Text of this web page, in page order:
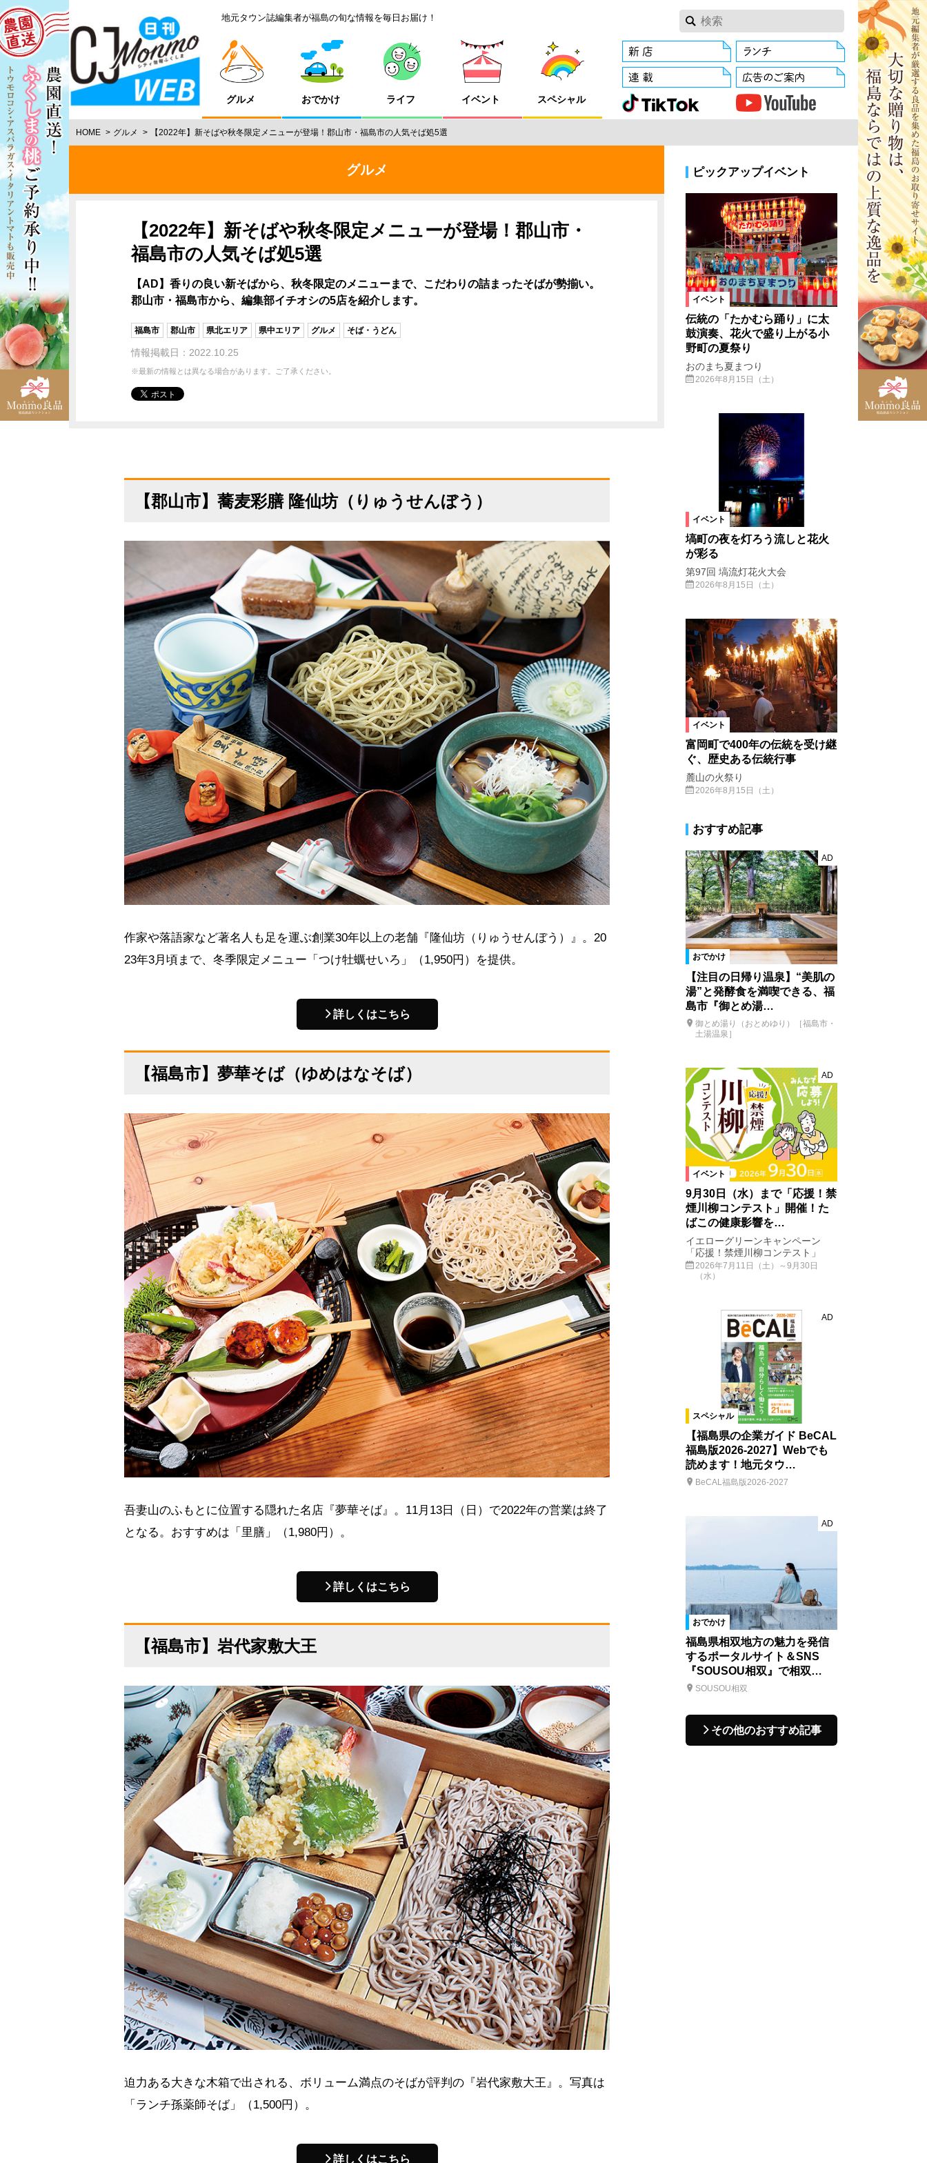
地元タウン誌編集者が福島の旬な情報を毎日お届け！
グルメ おでかけ ライフ イベント スペシャル
HOME グルメ 【2022年】新そばや秋冬限定メニューが登場！郡山市・福島市の人気そば処5選
グルメ
【2022年】新そばや秋冬限定メニューが登場！郡山市・
福島市の人気そば処5選
【AD】香りの良い新そばから、秋冬限定のメニューまで、こだわりの詰まったそばが勢揃い。
郡山市・福島市から、編集部イチオシの5店を紹介します。
福島市 郡山市 県北エリア 県中エリア グルメ そば・うどん
情報掲載日：2022.10.25
※最新の情報とは異なる場合があります。ご了承ください。
【郡山市】蕎麦彩膳 隆仙坊（りゅうせんぼう）
作家や落語家など著名人も足を運ぶ創業30年以上の老舗『隆仙坊（りゅうせんぼう）』。20
23年3月頃まで、冬季限定メニュー「つけ牡蠣せいろ」（1,950円）を提供。
詳しくはこちら
【福島市】夢華そば（ゆめはなそば）
吾妻山のふもとに位置する隠れた名店『夢華そば』。11月13日（日）で2022年の営業は終了
となる。おすすめは「里膳」（1,980円）。
詳しくはこちら
【福島市】岩代家敷大王
迫力ある大きな木箱で出される、ボリューム満点のそばが評判の『岩代家敷大王』。写真は
「ランチ孫薬師そば」（1,500円）。
詳しくはこちら
ピックアップイベント
イベント
伝統の「たかむら踊り」に太
鼓演奏、花火で盛り上がる小
野町の夏祭り
おのまち夏まつり
2026年8月15日（土）
イベント
塙町の夜を灯ろう流しと花火
が彩る
第97回 塙流灯花火大会
2026年8月15日（土）
イベント
富岡町で400年の伝統を受け継
ぐ、歴史ある伝統行事
麓山の火祭り
2026年8月15日（土）
おすすめ記事
おでかけ
AD
【注目の日帰り温泉】“美肌の
湯”と発酵食を満喫できる、福
島市『御とめ湯…
御とめ湯り（おとめゆり）［福島市・
土湯温泉］
イベント
AD
9月30日（水）まで「応援！禁
煙川柳コンテスト」開催！た
ばこの健康影響を…
イエローグリーンキャンペーン
「応援！禁煙川柳コンテスト」
2026年7月11日（土）～9月30日
（水）
スペシャル
AD
【福島県の企業ガイド BeCAL
福島版2026-2027】Webでも
読めます！地元タウ…
BeCAL福島版2026-2027
おでかけ
AD
福島県相双地方の魅力を発信
するポータルサイト＆SNS
『SOUSOU相双』で相双…
SOUSOU相双
その他のおすすめ記事